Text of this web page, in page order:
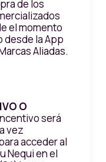
de los
el momento
desde la App
Aliadas.
O
será
vez
acceder al
Nequi en el